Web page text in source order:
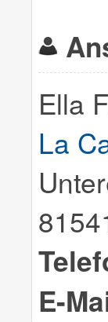
Ella
La
E-